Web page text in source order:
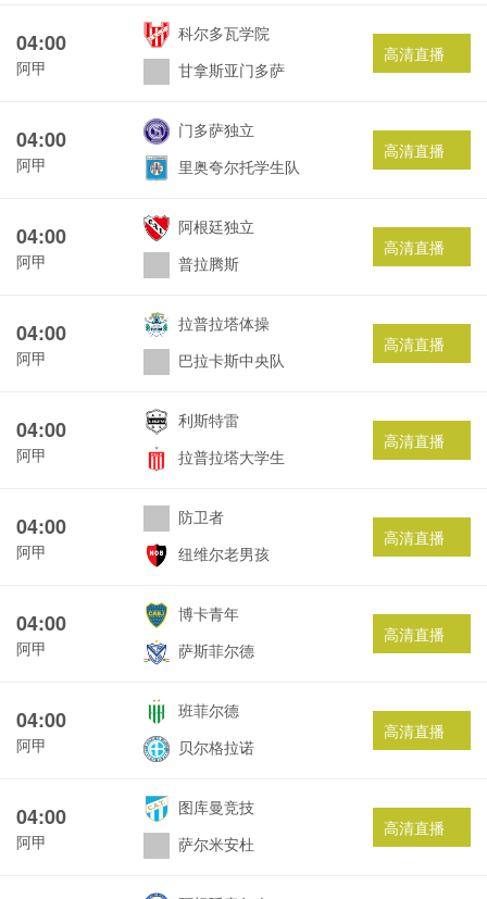
04:00
阿甲
科尔多瓦学院
甘拿斯亚门多萨
高清直播
04:00
阿甲
门多萨独立
里奥夸尔托学生队
高清直播
04:00
阿甲
阿根廷独立
普拉腾斯
高清直播
04:00
阿甲
拉普拉塔体操
巴拉卡斯中央队
高清直播
04:00
阿甲
利斯特雷
拉普拉塔大学生
高清直播
04:00
阿甲
防卫者
纽维尔老男孩
高清直播
04:00
阿甲
博卡青年
萨斯菲尔德
高清直播
04:00
阿甲
班菲尔德
贝尔格拉诺
高清直播
04:00
阿甲
图库曼竞技
萨尔米安杜
高清直播